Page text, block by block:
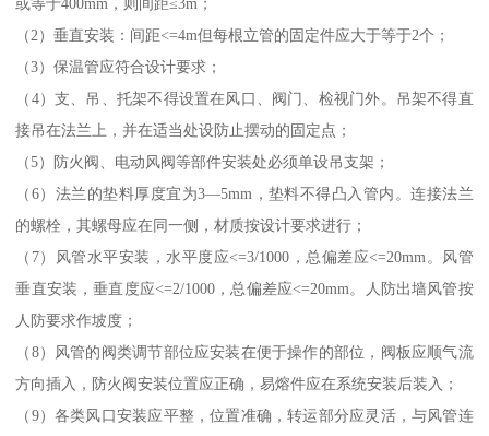
（2）垂直安装：间距<=4m但每根立管的固定件应大于等于2个；
（3）保温管应符合设计要求；
（4）支、吊、托架不得设置在风口、阀门、检视门外。吊架不得直
接吊在法兰上，并在适当处设防止摆动的固定点；
（5）防火阀、电动风阀等部件安装处必须单设吊支架；
（6）法兰的垫料厚度宜为3—5mm，垫料不得凸入管内。连接法兰
的螺栓，其螺母应在同一侧，材质按设计要求进行；
（7）风管水平安装，水平度应<=3/1000，总偏差应<=20mm。风管
垂直安装，垂直度应<=2/1000，总偏差应<=20mm。人防出墙风管按
人防要求作坡度；
（8）风管的阀类调节部位应安装在便于操作的部位，阀板应顺气流
方向插入，防火阀安装位置应正确，易熔件应在系统安装后装入；
（9）各类风口安装应平整，位置准确，转运部分应灵活，与风管连